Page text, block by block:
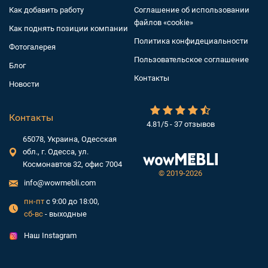
© 2019-2026
4.81/5 - 37 отзывов
Как добавить работу
Как поднять позиции компании
Фотогалерея
Блог
Новости
Соглашение об использовании
файлов «cookie»
Политика конфидециальности
Пользовательское соглашение
Контакты
Контакты
65078, Украина, Одесская
обл., г. Одесса, ул.
Космонавтов 32, офис 7004
info@wowmebli.com
пн-пт с 9:00 до 18:00,
сб-вс - выходные
Наш Instagram